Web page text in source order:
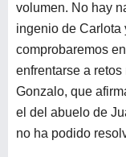
volumen. No hay
ingenio de Carlota
comprobaremos
enfrentarse a
Gonzalo, que
el del abuelo de
no ha podido